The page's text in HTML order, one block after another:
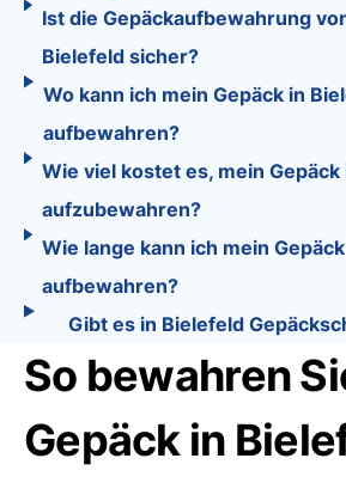
Ist die Gepäckaufbewahrung
Bielefeld sicher?
Wo kann ich mein Gepäck in
aufbewahren?
Wie viel kostet es, mein
aufzubewahren?
Wie lange kann ich mein
aufbewahren?
Gibt es in Bielefeld
So bewahren
Gepäck in